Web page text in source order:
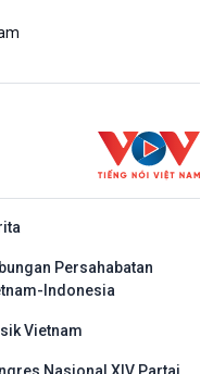
Persahabatan
Indonesia
Vietnam